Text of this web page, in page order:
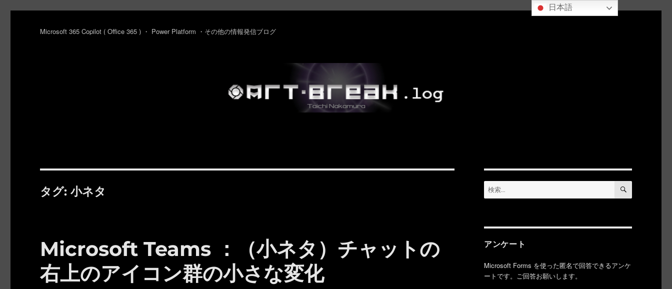
Microsoft 365 Copilot ( Office 365 ) ・ Power Platform ・その他の情報発信ブログ
タグ:小ネタ
Microsoft Teams ：（小ネタ）チャットの
右上のアイコン群の小さな変化
検
索:
検
アンケート
Microsoft Forms を使った匿名で回答できるアンケ
ートです。ご回答お願いします。
日本語